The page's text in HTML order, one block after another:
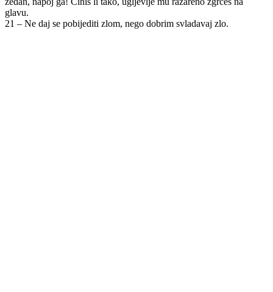
glavu.
21 – Ne daj se pobijediti zlom, nego dobrim svladavaj zlo.